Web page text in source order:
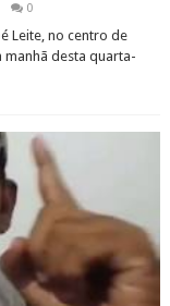
0
Leite, no centro de
desta quarta-